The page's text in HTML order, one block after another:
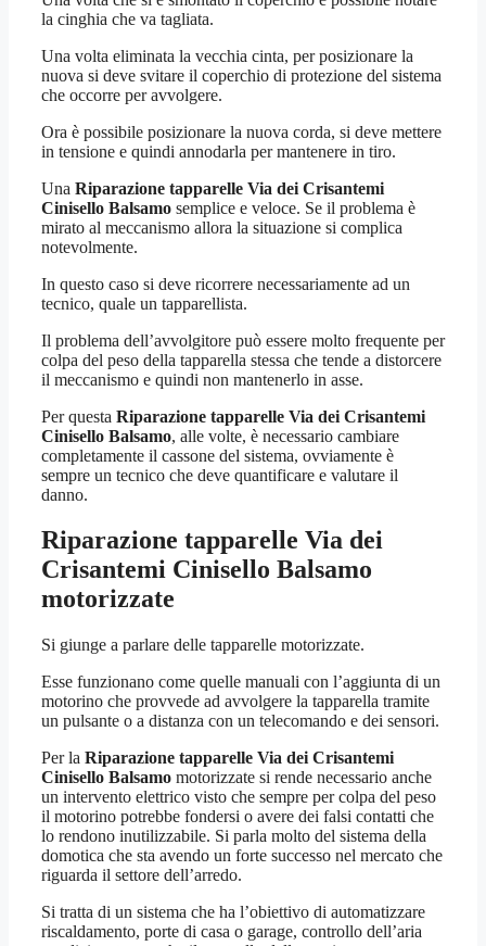
la cinghia che va tagliata.
Una volta eliminata la vecchia cinta, per posizionare la
nuova si deve svitare il coperchio di protezione del sistema
che occorre per avvolgere.
Ora è possibile posizionare la nuova corda, si deve mettere
in tensione e quindi annodarla per mantenere in tiro.
Una Riparazione tapparelle Via dei Crisantemi
Cinisello Balsamo semplice e veloce. Se il problema è
mirato al meccanismo allora la situazione si complica
notevolmente.
In questo caso si deve ricorrere necessariamente ad un
tecnico, quale un tapparellista.
Il problema dell’avvolgitore può essere molto frequente per
colpa del peso della tapparella stessa che tende a distorcere
il meccanismo e quindi non mantenerlo in asse.
Per questa Riparazione tapparelle Via dei Crisantemi
Cinisello Balsamo, alle volte, è necessario cambiare
completamente il cassone del sistema, ovviamente è
sempre un tecnico che deve quantificare e valutare il
danno.
Riparazione tapparelle Via dei
Crisantemi Cinisello Balsamo
motorizzate
Si giunge a parlare delle tapparelle motorizzate.
Esse funzionano come quelle manuali con l’aggiunta di un
motorino che provvede ad avvolgere la tapparella tramite
un pulsante o a distanza con un telecomando e dei sensori.
Per la Riparazione tapparelle Via dei Crisantemi
Cinisello Balsamo motorizzate si rende necessario anche
un intervento elettrico visto che sempre per colpa del peso
il motorino potrebbe fondersi o avere dei falsi contatti che
lo rendono inutilizzabile. Si parla molto del sistema della
domotica che sta avendo un forte successo nel mercato che
riguarda il settore dell’arredo.
Si tratta di un sistema che ha l’obiettivo di automatizzare
riscaldamento, porte di casa o garage, controllo dell’aria